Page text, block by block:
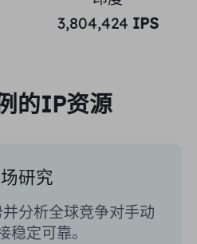
3,804,424 IPS
的IP资源
研究
分析全球竞争对手动
稳定可靠。